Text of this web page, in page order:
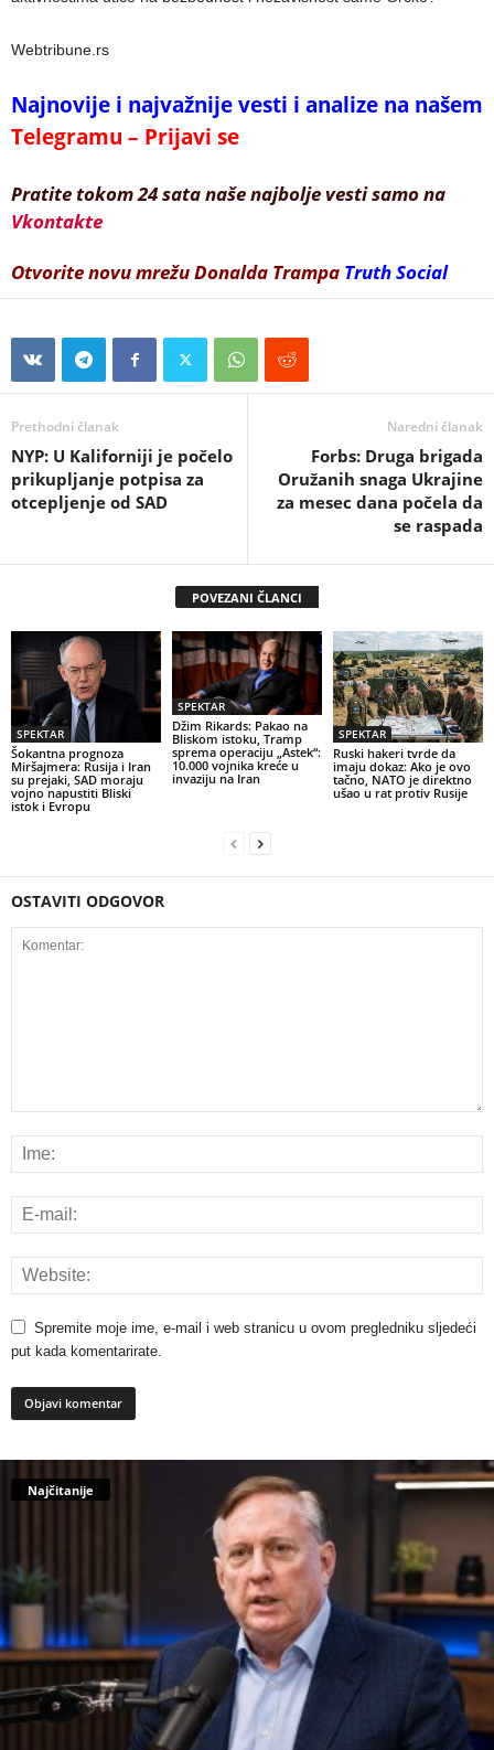
Webtribune.rs
Najnovije i najvažnije vesti i analize na našem
Telegramu – Prijavi se
Pratite tokom 24 sata naše najbolje vesti samo na
Vkontakte
Otvorite novu mrežu Donalda Trampa Truth Social
Prethodni članak
NYP: U Kaliforniji je počelo
prikupljanje potpisa za
otcepljenje od SAD
Naredni članak
Forbs: Druga brigada
Oružanih snaga Ukrajine
za mesec dana počela da
se raspada
POVEZANI ČLANCI
SPEKTAR
Šokantna prognoza
Miršajmera: Rusija i Iran
su prejaki, SAD moraju
vojno napustiti Bliski
istok i Evropu
SPEKTAR
Džim Rikards: Pakao na
Bliskom istoku, Tramp
sprema operaciju „Astek“:
10.000 vojnika kreće u
invaziju na Iran
SPEKTAR
Ruski hakeri tvrde da
imaju dokaz: Ako je ovo
tačno, NATO je direktno
ušao u rat protiv Rusije
OSTAVITI ODGOVOR
Spremite moje ime, e-mail i web stranicu u ovom pregledniku sljedeći
put kada komentarirate.
Najčitanije